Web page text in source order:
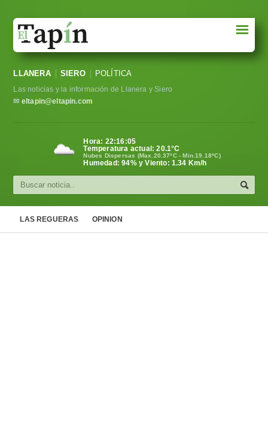
Sociedad
Política
Cultura
☰
LLANERA SIERO POLÍTICA
Las noticias y la información de Llanera y Siero
✉ eltapin@eltapin.com
Hora: 22:16:06
Temperatura actual:20.1°C
Nubes Dispersas (Max.20.37ºC - Min.19.18ºC)
Humedad: 94% y Viento: 1.34 Km/h
LAS REGUERAS OPINION